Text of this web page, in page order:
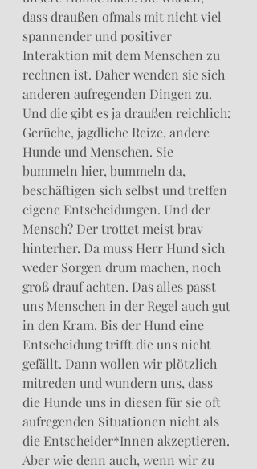
dass draußen ofmals mit nicht viel
spannender und positiver
Interaktion mit dem Menschen zu
rechnen ist. Daher wenden sie sich
anderen aufregenden Dingen zu.
Und die gibt es ja draußen reichlich:
Gerüche, jagdliche Reize, andere
Hunde und Menschen. Sie
bummeln hier, bummeln da,
beschäftigen sich selbst und treffen
eigene Entscheidungen. Und der
Mensch? Der trottet meist brav
hinterher. Da muss Herr Hund sich
weder Sorgen drum machen, noch
groß drauf achten. Das alles passt
uns Menschen in der Regel auch gut
in den Kram. Bis der Hund eine
Entscheidung trifft die uns nicht
gefällt. Dann wollen wir plötzlich
mitreden und wundern uns, dass
die Hunde uns in diesen für sie oft
aufregenden Situationen nicht als
die Entscheider*Innen akzeptieren.
Aber wie denn auch, wenn wir zu